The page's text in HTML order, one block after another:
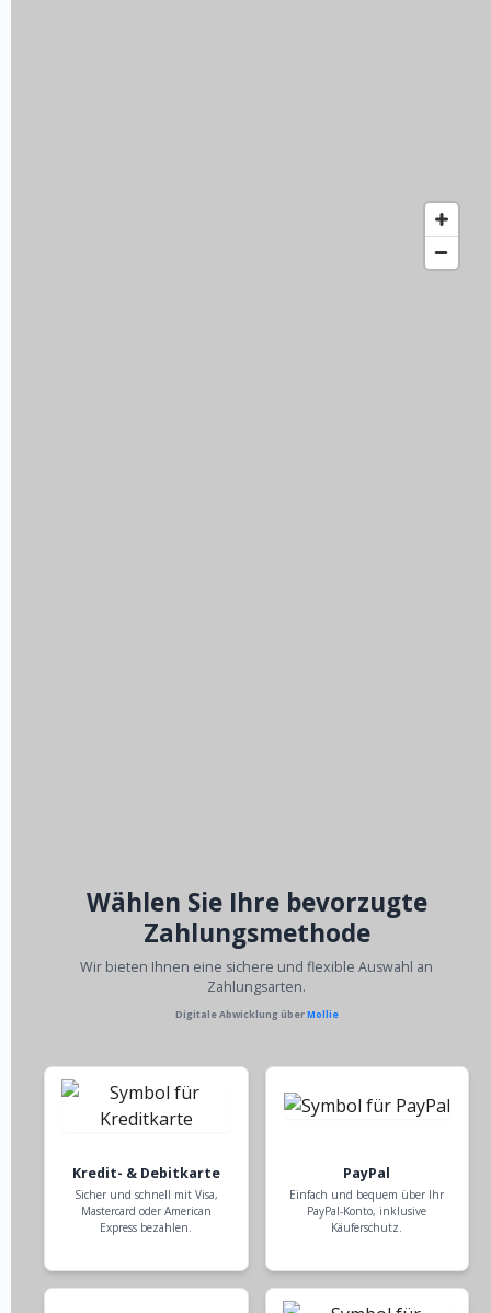
Wählen Sie Ihre bevorzugte
Zahlungsmethode
Wir bieten Ihnen eine sichere und flexible Auswahl an
Zahlungsarten.
Digitale Abwicklung überMollie
Kredit- & Debitkarte
Sicher und schnell mit Visa,
Mastercard oder American
Express bezahlen.
PayPal
Einfach und bequem über Ihr
PayPal-Konto, inklusive
Käuferschutz.